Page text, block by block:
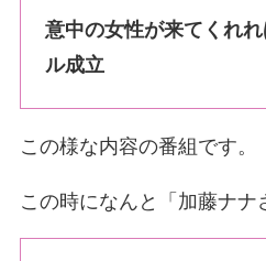
意中の女性が来てくれ
ル成立
この様な内容の番組です。
この時になんと「 加藤ナナ